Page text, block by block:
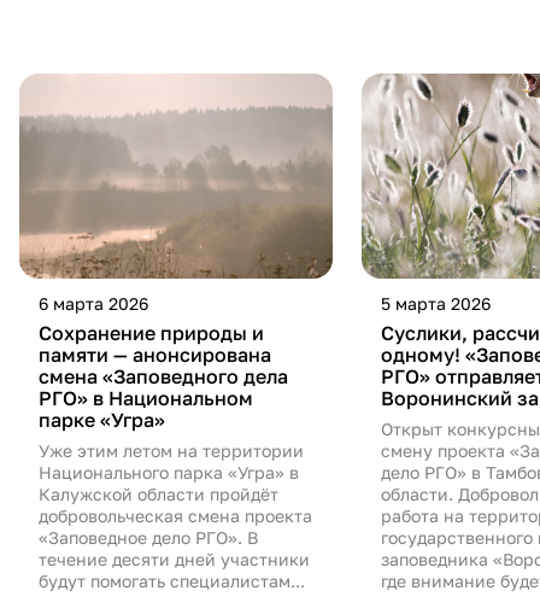
6 марта 2026
Сохранение природы и
памяти — анонсирована
смена «Заповедного дела
РГО» в Национальном
парке «Угра»
Уже этим летом на территории
Национального парка «Угра» в
Калужской области пройдёт
добровольческая смена проекта
«Заповедное дело РГО». В
течение десяти дней участники
будут помогать специалистам...
5 марта 2026
Суслики,
одному!
РГО»
Воронинский
Открыт
смену проекта
дело РГО» в
области.
работа на
заповедника
где внимание